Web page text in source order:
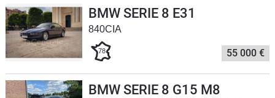
BMW SERIE 8 E31
840CIA
78 55 000 €
BMW SERIE 8 G15 M8